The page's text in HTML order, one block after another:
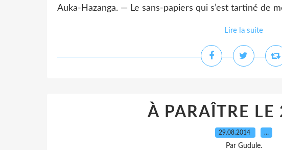
Auka-Hazanga. — Le sans-papiers qui s’est tartiné de
Lire la suite
À PARAÎTRE LE
29.08.2014 …
Par Gudule.